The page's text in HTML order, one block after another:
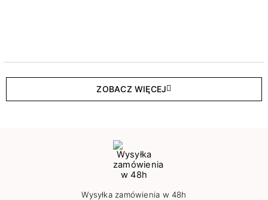
ZOBACZ WIĘCEJ
Wysyłka zamówienia w 48h